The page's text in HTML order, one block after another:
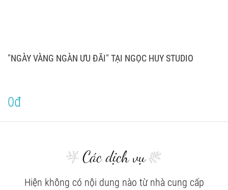
"NGÀY VÀNG NGÀN ƯU ĐÃI" TẠI NGỌC HUY STUDIO
0đ
Các dịch vụ
Hiện không có nội dung nào từ nhà cung cấp